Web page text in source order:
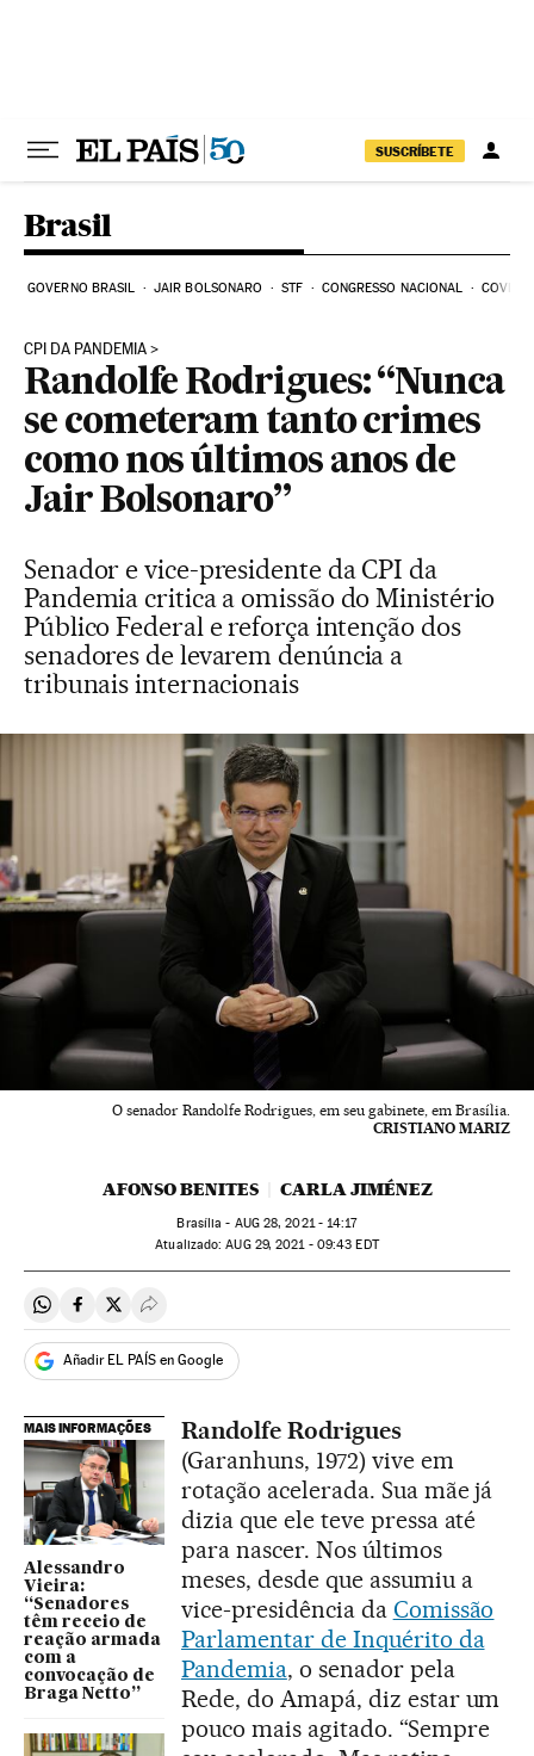
SUSCRÍBETE
Brasil
GOVERNO BRASIL JAIR BOLSONARO STF CONGRESSO NACIONAL COVID-
CPI DA PANDEMIA
Randolfe Rodrigues: “Nunca
se cometeram tanto crimes
como nos últimos anos de
Jair Bolsonaro”
Senador e vice-presidente da CPI da
Pandemia critica a omissão do Ministério
Público Federal e reforça intenção dos
senadores de levarem denúncia a
tribunais internacionais
O senador Randolfe Rodrigues, em seu gabinete, em Brasília.
CRISTIANO MARIZ
AFONSO BENITES CARLA JIMÉNEZ
Brasília - AUG28, 2021 - 14:17
atualizado: AUG29, 2021 - 09:43 EDT
Compartir en Whatsapp
Compartir en Facebook
Compartir en Twitter
Desplegar Redes Sociales
Añadir EL PAÍS en Google
MAIS INFORMAÇÕES
Alessandro
Vieira:
“Senadores
têm receio de
reação armada
com a
convocação de
Braga Netto”
Randolfe Rodrigues
(Garanhuns, 1972) vive em
rotação acelerada. Sua mãe já
dizia que ele teve pressa até
para nascer. Nos últimos
meses, desde que assumiu a
vice-presidência da Comissão
Parlamentar de Inquérito da
Pandemia, o senador pela
Rede, do Amapá, diz estar um
pouco mais agitado. “Sempre